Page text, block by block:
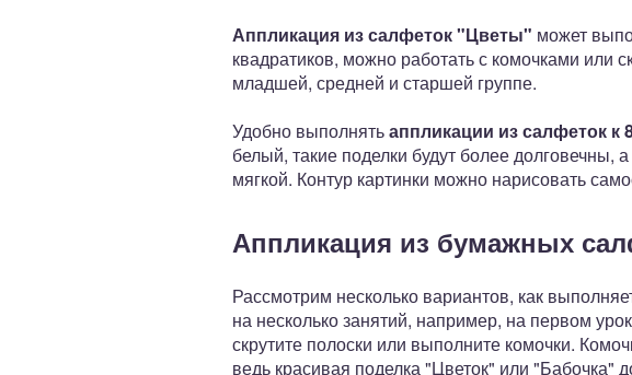
Аппликация из салфеток "Цветы" может
квадратиков, можно работать с комочками или
младшей, средней и старшей группе.
Удобно выполнятьаппликации из салфеток к
белый, такие поделки будут более долговечны,
мягкой. Контур картинки можно нарисовать
Аппликация из бумажных
Рассмотрим несколько вариантов, как
на несколько занятий, например, на первом
скрутите полоски или выполните комочки.
ведь красивая поделка "Цветок" или "Бабочка"